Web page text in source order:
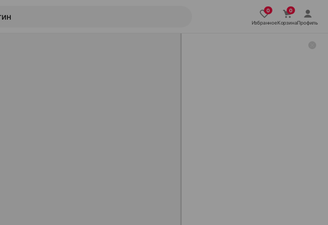
ИзбранноеКорзинаПрофиль